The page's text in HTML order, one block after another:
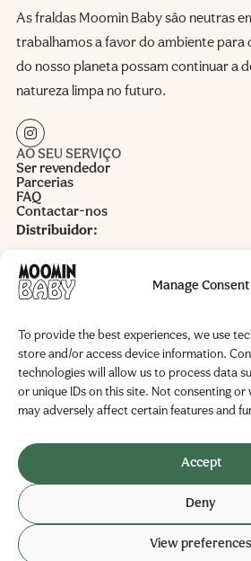
Manage Consent
To provide the best experiences, we use
store and/or access device information.
technologies will allow us to process data
or unique IDs on this site. Not consenting
may adversely affect certain features and
Accept
Deny
View preferences
As fraldas Moomin Baby são neutras
trabalhamos a favor do ambiente para
do nosso planeta possam continuar a
natureza limpa no futuro.
AO SEU SERVIÇO
Ser revendedor
Parcerias
FAQ
Contactar-nos
Distribuidor:
Rua Alto do Cotão nr 10 armazém 4
info@alidacastro.pt
www.alidacastro.pt
Fabricante:
Business ID: 0251325-6
Teollisuustie 19
02280 Veikkola, Finland
Política de